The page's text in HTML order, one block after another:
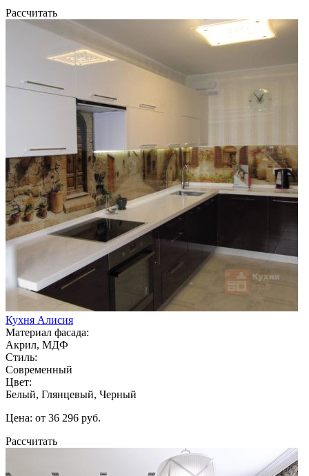
Рассчитать
Кухня Алисия
Материал фасада:
Акрил, МДФ
Стиль:
Современный
Цвет:
Белый, Глянцевый, Черный
Цена: от 36 296 руб.
Рассчитать